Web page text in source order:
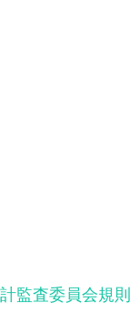
監査委員会規則